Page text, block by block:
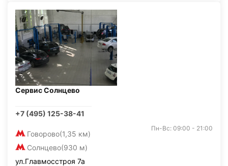
Сервис Солнцево
+7 (495) 125-38-41
Говорово(1,35 км)
Солнцево(930 м)
Пн-Вс: 09:00 - 21:00
ул.Главмосстроя 7а